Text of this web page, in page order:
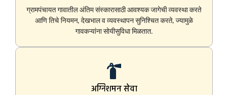
ग्रामपंचायत गावातील अंतिम संस्कारासाठी आवश्यक जागेची व्यवस्था करते
आणि तिचे नियमन, देखभाल व व्यवस्थापन सुनिश्चित करते, ज्यामुळे
गावकऱ्यांना सोयीसुविधा मिळतात.
अग्निशमन सेवा